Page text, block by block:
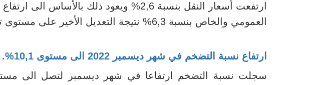
ارتفعت أسعار النقل بنسبة 2,6% ويعود ذلك
العمومي والخاص بنسبة 6,3% نتيجة التعديل الأخير على مستوى تسعيرة النقل.
ارتفاع نسبة التضخم في شهر ديسمبر 2022 الى مستوى 10,1%.